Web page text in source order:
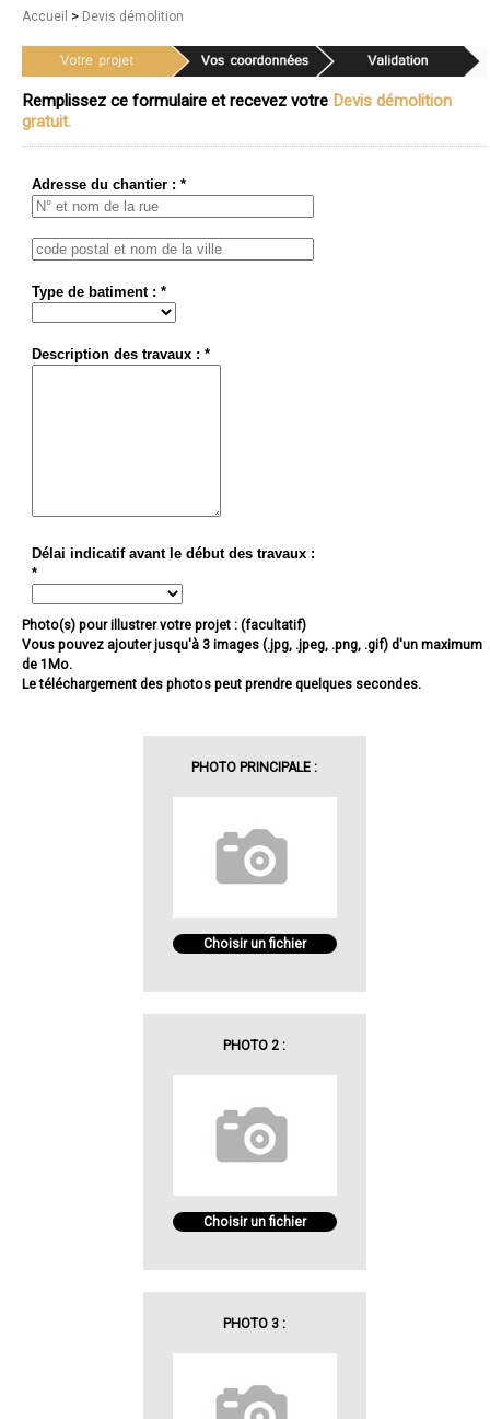
Accueil > Devis démolition
Remplissez ce formulaire et recevez votre Devis démolition
gratuit.
Adresse du chantier : *
Type de batiment : *
Description des travaux : *
Délai indicatif avant le début des travaux :
*
Photo(s) pour illustrer votre projet : (facultatif)
Vous pouvez ajouter jusqu'à 3 images (.jpg, .jpeg, .png, .gif) d'un maximum
de 1Mo.
Le téléchargement des photos peut prendre quelques secondes.
PHOTO PRINCIPALE :
Choisir un fichier
PHOTO 2 :
Choisir un fichier
PHOTO 3 :